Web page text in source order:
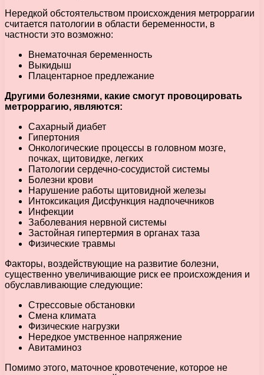
Нередкой обстоятельством происхождения метроррагии
считается патологии в области беременности, в
частности это возможно:
Внематочная беременность
Выкидыш
Плацентарное предлежание
Другими болезнями, какие смогут провоцировать
метроррагию, являются:
Сахарный диабет
Гипертония
Онкологические процессы в головном мозге,
почках, щитовидке, легких
Патологии сердечно-сосудистой системы
Болезни крови
Нарушение работы щитовидной железы
Интоксикация Дисфункция надпочечников
Инфекции
Заболевания нервной системы
Застойная гипертермия в органах таза
Физические травмы
Факторы, воздействующие на развитие болезни,
существенно увеличивающие риск ее происхождения и
обуславливающие следующие:
Стрессовые обстановки
Смена климата
Физические нагрузки
Нередкое умственное напряжение
Авитаминоз
Помимо этого, маточное кровотечение, которое не